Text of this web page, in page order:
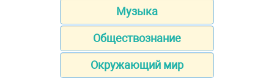
Музыка
Обществознание
Окружающий мир